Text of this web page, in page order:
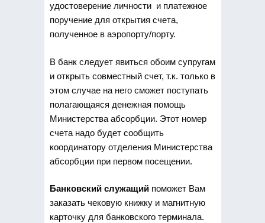
удостоверение личности и платежное
поручение для открытия счета,
полученное в аэропорту/порту.
В банк следует явиться обоим супругам
и открыть совместный счет, т.к. только в
этом случае на него сможет поступать
полагающаяся денежная помощь
Министерства абсорбции. Этот номер
счета надо будет сообщить
координатору отделения Министерства
абсорбции при первом посещении.
Банковский служащийпоможет Вам
заказать чековую книжку и магнитную
карточку для банковского терминала.